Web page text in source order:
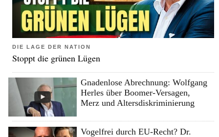
DIE LAGE DER NATION
Stoppt die grünen Lügen
Gnadenlose Abrechnung: Wolfgang
Herles über Boomer-Versagen,
Merz und Altersdiskriminierung
Vogelfrei durch EU-Recht? Dr.